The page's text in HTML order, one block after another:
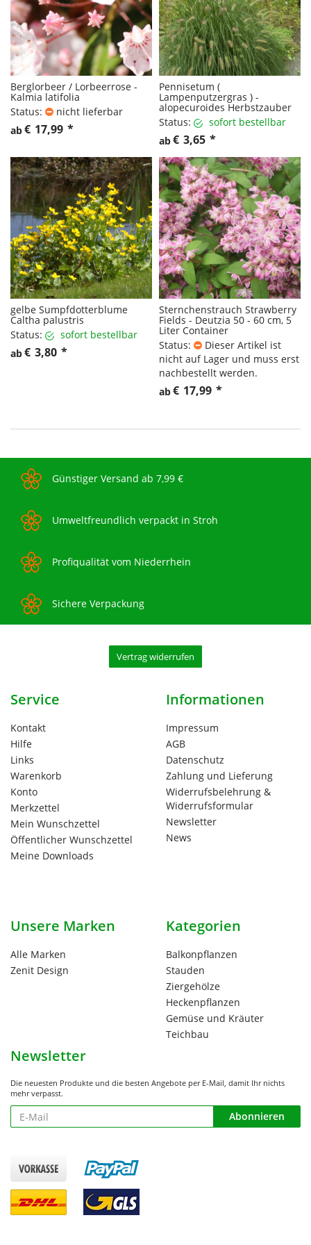
Berglorbeer / Lorbeerrose -
Kalmia latifolia
Status:
nicht lieferbar
ab€ 17,99 *
Pennisetum (
Lampenputzergras ) -
alopecuroides Herbstzauber
Status:
sofort bestellbar
ab€ 3,65 *
gelbe Sumpfdotterblume
Caltha palustris
Status:
sofort bestellbar
ab€ 3,80 *
Sternchenstrauch Strawberry
Fields - Deutzia 50 - 60 cm, 5
Liter Container
Status:
Dieser Artikel ist
nicht auf Lager und muss erst
nachbestellt werden.
ab€ 17,99 *
Günstiger Versand ab 7,99 €
Umweltfreundlich verpackt in Stroh
Profiqualität vom Niederrhein
Sichere Verpackung
Vertrag widerrufen
Service
Kontakt
Hilfe
Links
Warenkorb
Konto
Merkzettel
Mein Wunschzettel
Öffentlicher Wunschzettel
Meine Downloads
Informationen
Impressum
AGB
Datenschutz
Zahlung und Lieferung
Widerrufsbelehrung &
Widerrufsformular
Newsletter
News
Unsere Marken
Alle Marken
Zenit Design
Kategorien
Balkonpflanzen
Stauden
Ziergehölze
Heckenpflanzen
Gemüse und Kräuter
Teichbau
Newsletter
Die neuesten Produkte und die besten Angebote per E-Mail, damit Ihr nichts
mehr verpasst.
Newsletter Abonnieren